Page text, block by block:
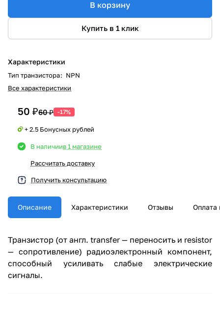
В корзину
Купить в 1 клик
Характеристики
Тип транзистора: NPN
Все характеристики
50 ₽60 ₽ -17%
+ 2.5 Бонусных рублей
В наличиив 1 магазине
Рассчитать доставку
Получить консультацию
Описание Характеристики Отзывы Оплата
Транзистор (от англ. transfer — переносить и resistor
— сопротивление) радиоэлектронный компонент,
способный усиливать слабые электрические
сигналы.